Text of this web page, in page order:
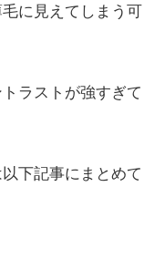
に見えてしまう可
ラストが強すぎて
下記事にまとめて